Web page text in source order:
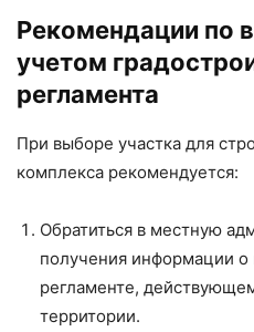
Рекомендации по
учетом
регламента
При выборе участка для
комплекса рекомендуется:
Обратиться в местную
получения информации о
регламенте,
территории.